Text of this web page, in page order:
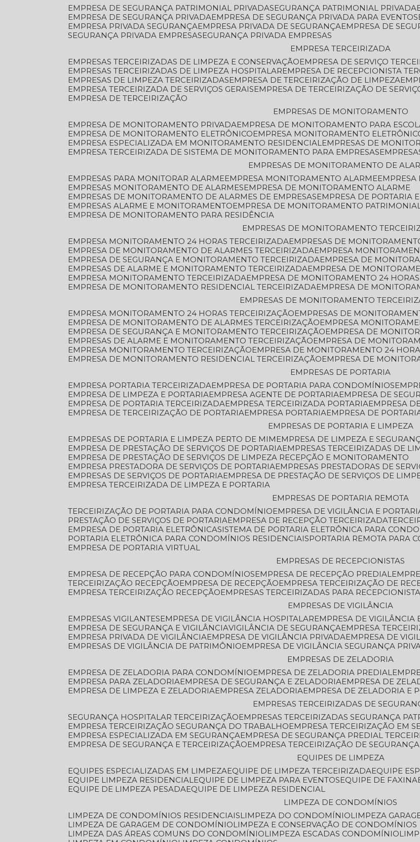
EMPRESA DE SEGURANÇA PATRIMONIAL PRIVADA SEGURANÇA PATRIMONIAL PRIVADA
EMPRESA DE SEGURANÇA PRIVADA
EMPRESA DE SEGURANÇA PRIVADA PARA EVENTOS
EMPRESA PRIVADA SEGURANÇA
EMPRESA PRIVADA DE SEGURANÇA
EMPRESA DE
SEGURANÇA PRIVADA EMPRESA SEGURANÇA PRIVADA EMPRESAS
EMPRESA TERCEIRIZADA
EMPRESAS TERCEIRIZADAS DE LIMPEZA E CONSERVAÇÃO
EMPRESA DE SERVIÇO
EMPRESAS TERCEIRIZADAS DE LIMPEZA HOSPITALAR
EMPRESA DE RECEPCIONISTA
EMPRESAS DE LIMPEZA TERCEIRIZADAS
EMPRESA DE TERCEIRIZAÇÃO DE LIMPEZA
EMPRESA TERCEIRIZADA DE SERVIÇOS GERAIS
EMPRESA DE TERCEIRIZAÇÃO DE
EMPRESA DE TERCEIRIZAÇÃO
EMPRESAS DE MONITORAMENTO
EMPRESA DE MONITORAMENTO PRIVADA
EMPRESA DE MONITORAMENTO PARA
EMPRESA DE MONITORAMENTO ELETRÔNICO
EMPRESA MONITORAMENTO
EMPRESA ESPECIALIZADA EM MONITORAMENTO RESIDENCIAL
EMPRESAS DE
EMPRESA TERCEIRIZADA DE SISTEMA DE MONITORAMENTO PARA EMPRESAS
EMPRESAS DE MONITORAMENTO DE
EMPRESAS PARA MONITORAR ALARME
EMPRESA MONITORAMENTO ALARME
EMPRESAS MONITORAMENTO DE ALARMES
EMPRESA DE MONITORAMENTO ALARME
EMPRESAS DE MONITORAMENTO DE ALARMES DE EMPRESAS
EMPRESA DE
EMPRESAS ALARME E MONITORAMENTO
EMPRESA DE MONITORAMENTO
EMPRESA DE MONITORAMENTO PARA RESIDÊNCIA
EMPRESAS DE MONITORAMENTO
EMPRESA MONITORAMENTO 24 HORAS TERCEIRIZADA
EMPRESAS DE
EMPRESA DE MONITORAMENTO DE ALARMES TERCEIRIZADA
EMPRESA
EMPRESA DE SEGURANÇA E MONITORAMENTO TERCEIRIZADA
EMPRESA DE
EMPRESAS DE ALARME E MONITORAMENTO TERCEIRIZADA
EMPRESA DE
EMPRESA MONITORAMENTO TERCEIRIZADA
EMPRESA DE MONITORAMENTO 24
EMPRESA DE MONITORAMENTO RESIDENCIAL TERCEIRIZADA
EMPRESA DE
EMPRESAS DE MONITORAMENTO
EMPRESA MONITORAMENTO 24 HORAS TERCEIRIZAÇÃO
EMPRESAS DE
EMPRESA DE MONITORAMENTO DE ALARMES TERCEIRIZAÇÃO
EMPRESA
EMPRESA DE SEGURANÇA E MONITORAMENTO TERCEIRIZAÇÃO
EMPRESA DE
EMPRESAS DE ALARME E MONITORAMENTO TERCEIRIZAÇÃO
EMPRESA DE
EMPRESA MONITORAMENTO TERCEIRIZAÇÃO
EMPRESA DE MONITORAMENTO 24
EMPRESA DE MONITORAMENTO RESIDENCIAL TERCEIRIZAÇÃO
EMPRESA DE
EMPRESAS DE PORTARIA
EMPRESA PORTARIA TERCEIRIZADA
EMPRESA DE PORTARIA PARA CONDOMÍNIOS
EMPRESA DE LIMPEZA E PORTARIA
EMPRESA AGENTE DE PORTARIA
EMPRESA DE
EMPRESA DE PORTARIA TERCEIRIZADA
EMPRESA TERCEIRIZADA PORTARIA
EMPRESA
EMPRESA DE TERCEIRIZAÇÃO DE PORTARIA
EMPRESA PORTARIA
EMPRESA DE
EMPRESAS DE PORTARIA E LIMPEZA
EMPRESAS DE PORTARIA E LIMPEZA PERTO DE MIM
EMPRESA DE LIMPEZA E
EMPRESA DE PRESTAÇÃO DE SERVIÇOS DE PORTARIA
EMPRESAS TERCEIRIZADAS DE
EMPRESA DE PRESTAÇÃO DE SERVIÇOS DE LIMPEZA RECEPÇÃO E MONITORAMENTO
EMPRESA PRESTADORA DE SERVIÇOS DE PORTARIA
EMPRESAS PRESTADORAS DE
EMPRESAS DE SERVIÇOS DE PORTARIA
EMPRESA DE PRESTAÇÃO DE SERVIÇOS DE
EMPRESA TERCEIRIZADA DE LIMPEZA E PORTARIA
EMPRESAS DE PORTARIA REMOTA
TERCEIRIZAÇÃO DE PORTARIA PARA CONDOMÍNIO
EMPRESA DE VIGILÂNCIA E
PRESTAÇÃO DE SERVIÇOS DE PORTARIA
EMPRESA DE RECEPÇÃO TERCEIRIZADA
EMPRESA DE PORTARIA ELETRÔNICA SISTEMA DE PORTARIA ELETRÔNICA PARA
PORTARIA ELETRÔNICA PARA CONDOMÍNIOS RESIDENCIAIS
PORTARIA REMOTA PARA
EMPRESA DE PORTARIA VIRTUAL
EMPRESAS DE RECEPCIONISTAS
EMPRESA DE RECEPÇÃO PARA CONDOMÍNIOS
EMPRESA DE RECEPÇÃO PREDIAL
TERCEIRIZAÇÃO RECEPÇÃO
EMPRESA DE RECEPÇÃO EMPRESA TERCEIRIZAÇÃO DE
EMPRESA TERCEIRIZAÇÃO RECEPÇÃO
EMPRESAS TERCEIRIZADAS PARA RECEPCIONISTA
EMPRESAS DE VIGILÂNCIA
EMPRESAS VIGILANTES
EMPRESA DE VIGILÂNCIA HOSPITALAR
EMPRESA DE VIGILÂNCIA
EMPRESA DE SEGURANÇA E VIGILÂNCIA VIGILÂNCIA DE SEGURANÇA
EMPRESA
EMPRESA PRIVADA DE VIGILÂNCIA
EMPRESA DE VIGILÂNCIA PRIVADA
EMPRESA DE
EMPRESAS DE VIGILÂNCIA DE PATRIMÔNIO
EMPRESA DE VIGILÂNCIA SEGURANÇA
EMPRESAS DE ZELADORIA
EMPRESA DE ZELADORIA PARA CONDOMÍNIO
EMPRESA DE ZELADORIA PREDIAL
EMPRESA PARA ZELADORIA
EMPRESA DE SEGURANÇA E ZELADORIA EMPRESA DE
EMPRESA DE LIMPEZA E ZELADORIA
EMPRESA ZELADORIA
EMPRESA DE ZELADORIA E
EMPRESAS TERCEIRIZADAS DE
SEGURANÇA HOSPITALAR TERCEIRIZAÇÃO
EMPRESAS TERCEIRIZADAS SEGURANÇA
EMPRESA TERCEIRIZAÇÃO SEGURANÇA DO TRABALHO
EMPRESA TERCEIRIZAÇÃO EM
EMPRESA ESPECIALIZADA EM SEGURANÇA
EMPRESA DE SEGURANÇA PREDIAL
EMPRESA DE SEGURANÇA E TERCEIRIZAÇÃO
EMPRESA TERCEIRIZAÇÃO DE
EQUIPES DE LIMPEZA
EQUIPES ESPECIALIZADAS EM LIMPEZA EQUIPE DE LIMPEZA TERCEIRIZADA EQUIPE
EQUIPE LIMPEZA RESIDENCIAL EQUIPE DE LIMPEZA PARA EVENTOS EQUIPE DE FAXINA
EQUIPE DE LIMPEZA PESADA EQUIPE DE LIMPEZA RESIDENCIAL
LIMPEZA DE CONDOMÍNIOS
LIMPEZA DE CONDOMÍNIOS RESIDENCIAIS
LIMPEZA DO CONDOMÍNIO LIMPEZA
LIMPEZA DE GARAGEM DE CONDOMÍNIO
LIMPEZA E CONSERVAÇÃO DE CONDOMÍNIOS
LIMPEZA DAS ÁREAS COMUNS DO CONDOMÍNIO
LIMPEZA ESCADAS CONDOMÍNIO